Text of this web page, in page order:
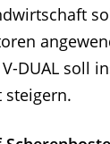
DUAL soll
steigern.